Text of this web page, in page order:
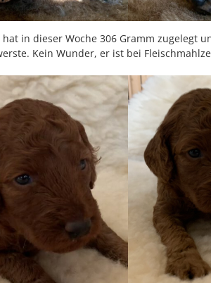
hat in dieser Woche 306 Gramm zugelegt
Kein Wunder, er ist bei